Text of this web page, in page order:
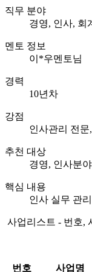
직무 분야
경영, 인사, 회
멘토 정보
이*우멘토님
경력
10년차
강점
인사관리 전문
추천 대상
경영, 인사분
핵심 내용
인사 실무 관
사업리스트 - 번호,
번호 사업명